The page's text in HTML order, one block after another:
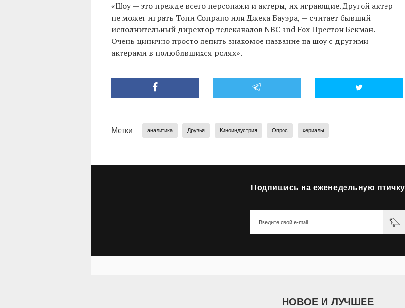
«Шоу — это прежде всего персонажи и актеры, их играющие. Другой актер
не может играть Тони Сопрано или Джека Бауэра, — считает бывший
исполнительный директор телеканалов NBC and Fox Престон Бекман. —
Очень цинично просто лепить знакомое название на шоу с другими
актерами в полюбившихся ролях».
Метки аналитика Друзья Киноиндустрия Опрос сериалы
Подпишись на еженедельную птичку
НОВОЕ И ЛУЧШЕЕ